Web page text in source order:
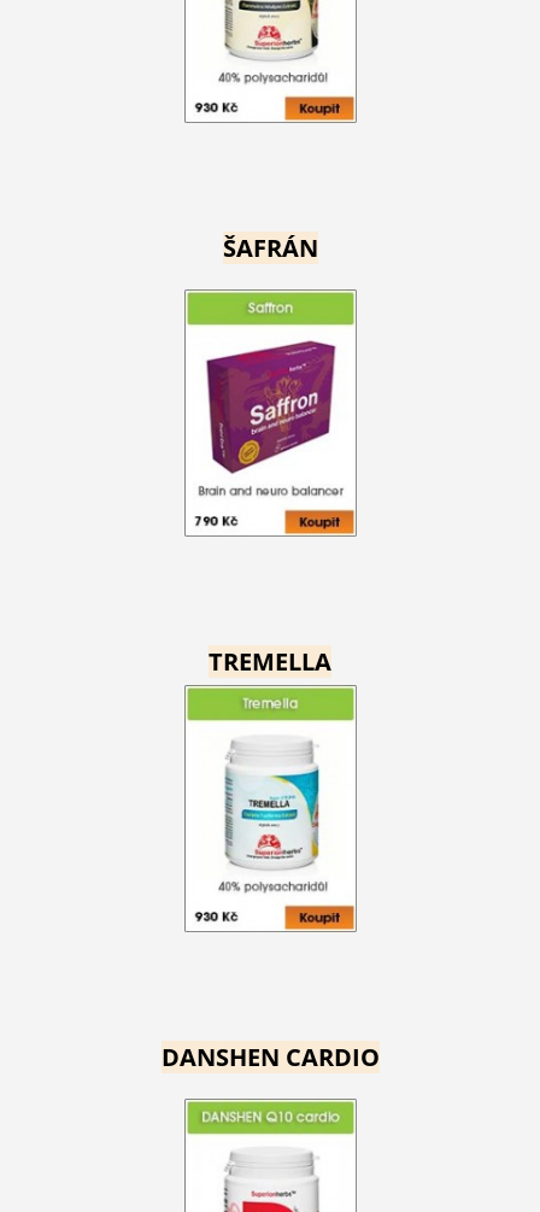
ŠAFRÁN
TREMELLA
DANSHEN CARDIO